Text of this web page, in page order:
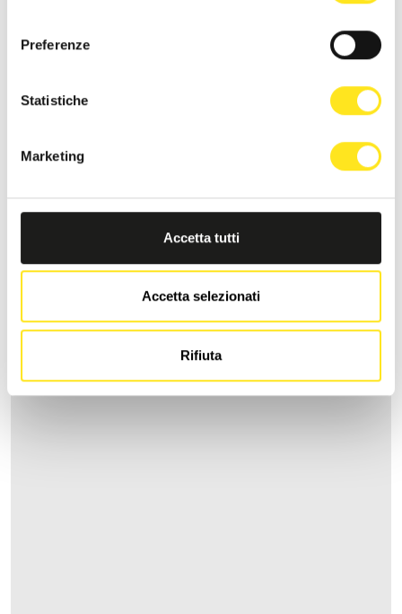
Preferenze
Statistiche
Marketing
Accetta tutti
Accetta selezionati
Rifiuta
LA DIMORA DI MARA
Richiedi informazioni